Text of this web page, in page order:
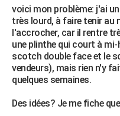
BRICOLAGE
Forum
Aménagement intérieur
Extérieur
Cuisine
Salle de bains
Jardinage
Rangement
WEEK-END
Guides de France
Escapades
Patrimoine
Expositions
Musées
Week-end nature
+LIFESTYLE
Art de vivre
Bien-être
Loisirs
Mode
Modes de vie
SANTE
VOYAGE
voici mon problème: j'ai
très lourd, à faire tenir au
l'accrocher, car il rentre
une plinthe qui court à
scotch double face et le
vendeurs), mais rien n'y
quelques semaines.
Des idées? Je me fiche